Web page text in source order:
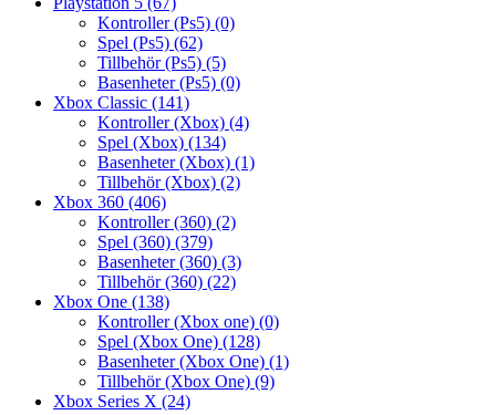
Kontroller (Ps5) (0)
Spel (Ps5) (62)
Tillbehör (Ps5) (5)
Basenheter (Ps5) (0)
Xbox Classic (141)
Kontroller (Xbox) (4)
Spel (Xbox) (134)
Basenheter (Xbox) (1)
Tillbehör (Xbox) (2)
Xbox 360 (406)
Kontroller (360) (2)
Spel (360) (379)
Basenheter (360) (3)
Tillbehör (360) (22)
Xbox One (138)
Kontroller (Xbox one) (0)
Spel (Xbox One) (128)
Basenheter (Xbox One) (1)
Tillbehör (Xbox One) (9)
Xbox Series X (24)